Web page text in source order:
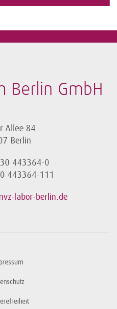
Berlin GmbH
Allee 84
Berlin
443364-0
443364-111
labor-berlin.de